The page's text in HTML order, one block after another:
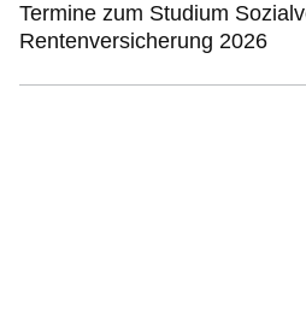
Termine zum Studium
Rentenversicherung 2026